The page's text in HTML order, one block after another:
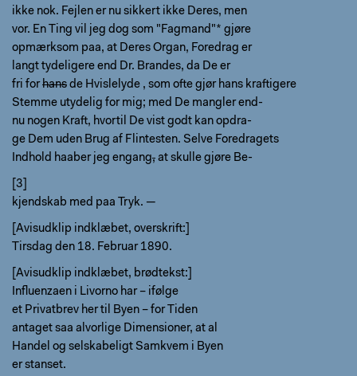
ikke nok. Fejlen er nu sikkert ikke Deres, men
vor. En Ting vil jeg dog som "Fagmand"* gjøre
opmærksom paa, at Deres Organ, Foredrag er
langt tydeligere end Dr. Brandes, da De er
fri forhans de Hvislelyde , som ofte gjør hans kraftigere
Stemme utydelig for mig; med De mangler end-
nu nogen Kraft, hvortil De vist godt kan opdra-
ge Dem uden Brug af Flintesten. Selve Foredragets
Indhold haaber jeg engang, at skulle gjøre Be-
[3]
kjendskab med paa Tryk. —
[Avisudklip indklæbet, overskrift:]
Tirsdag den 18. Februar 1890.
[Avisudklip indklæbet, brødtekst:]
Influenzaen i Livorno har – ifølge
et Privatbrev her til Byen – for Tiden
antaget saa alvorlige Dimensioner, at al
Handel og selskabeligt Samkvem i Byen
er stanset.